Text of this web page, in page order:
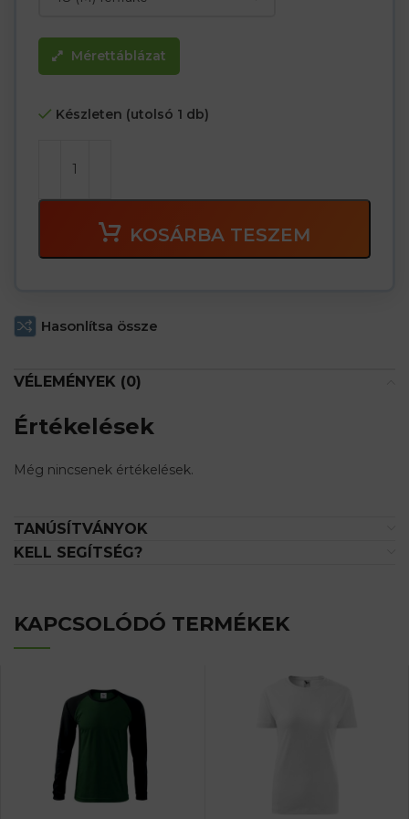
Mérettáblázat
Készleten (utolsó 1 db)
KOSÁRBA TESZEM
Hasonlítsa össze
VÉLEMÉNYEK (0)
Értékelések
Még nincsenek értékelések.
TANÚSÍTVÁNYOK
KELL SEGÍTSÉG?
KAPCSOLÓDÓ TERMÉKEK